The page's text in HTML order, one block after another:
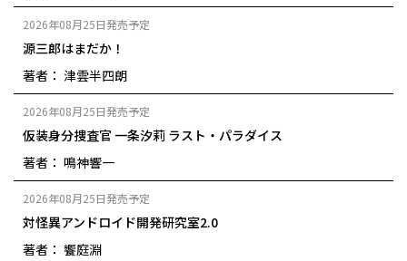
2026年08月25日発売予定
源三郎はまだか！
著者： 津雲半四朗
2026年08月25日発売予定
仮装身分捜査官 一条汐莉 ラスト・パラダイス
著者： 鳴神響一
2026年08月25日発売予定
対怪異アンドロイド開発研究室2.0
著者： 饗庭淵